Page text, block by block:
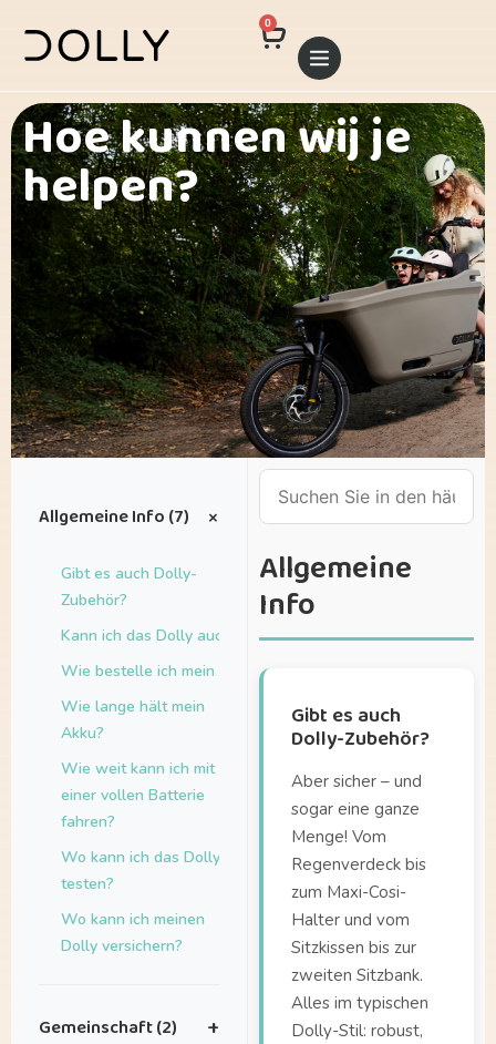
0
Hoe kunnen wij je
helpen?
Allgemeine Info (7) +
Gibt es auch Dolly-
Zubehör?
Kann ich das Dolly auch leasen?
Wie bestelle ich mein Dolly?
Wie lange hält mein
Akku?
Wie weit kann ich mit
einer vollen Batterie
fahren?
Wo kann ich das Dolly
testen?
Wo kann ich meinen
Dolly versichern?
Gemeinschaft (2) +
Allgemeine
Info
Gibt es auch
Dolly-Zubehör?
Aber sicher – und
sogar eine ganze
Menge! Vom
Regenverdeck bis
zum Maxi-Cosi-
Halter und vom
Sitzkissen bis zur
zweiten Sitzbank.
Alles im typischen
Dolly-Stil: robust,